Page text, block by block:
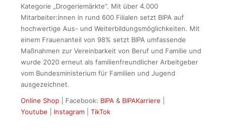
Kategorie „Drogeriemärkte“. Mit über 4.000
Mitarbeiter:innen in rund 600 Filialen setzt BIPA auf
hochwertige Aus- und Weiterbildungsmöglichkeiten. Mit
einem Frauenanteil von 98% setzt BIPA umfassende
Maßnahmen zur Vereinbarkeit von Beruf und Familie und
wurde 2020 erneut als familienfreundlicher Arbeitgeber
vom Bundesministerium für Familien und Jugend
ausgezeichnet.
Online Shop | Facebook: BIPA & BIPAKarriere
Youtube
Instagram TikTok